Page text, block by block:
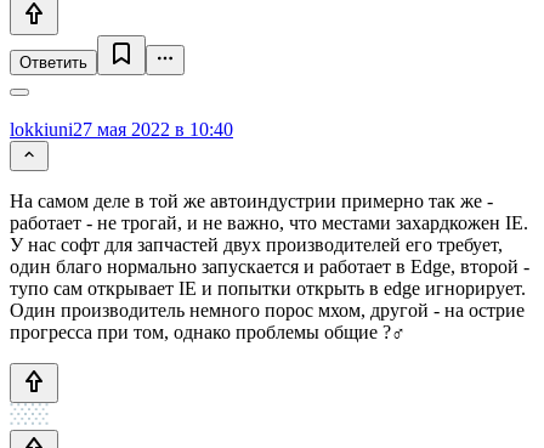
Ответить
lokkiuni27 мая 2022 в 10:40
На самом деле в той же автоиндустрии примерно так же -
работает - не трогай, и не важно, что местами захардкожен IE.
У нас софт для запчастей двух производителей его требует,
один благо нормально запускается и работает в Edge, второй -
тупо сам открывает IE и попытки открыть в edge игнорирует.
Один производитель немного порос мхом, другой - на острие
прогресса при том, однако проблемы общие ?‍♂️